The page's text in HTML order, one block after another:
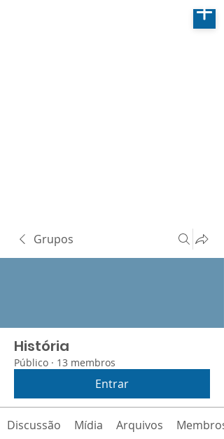
Grupos
História
Público · 13 membros
Entrar
Discussão Mídia Arquivos Membros